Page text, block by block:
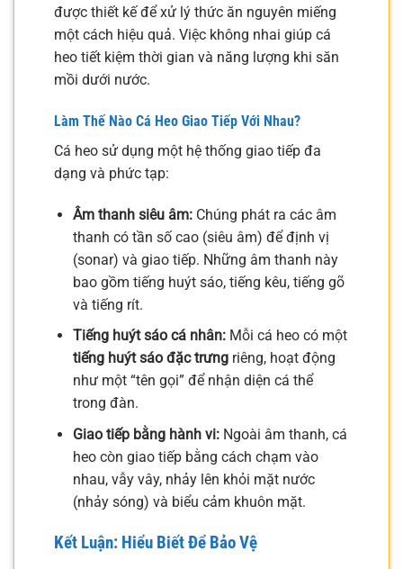
được thiết kế để xử lý thức ăn nguyên miếng
một cách hiệu quả. Việc không nhai giúp cá
heo tiết kiệm thời gian và năng lượng khi săn
mồi dưới nước.
Làm Thế Nào Cá Heo Giao Tiếp Với Nhau?
Cá heo sử dụng một hệ thống giao tiếp đa
dạng và phức tạp:
Âm thanh siêu âm:Chúng phát ra các âm
thanh có tần số cao (siêu âm) để định vị
(sonar) và giao tiếp. Những âm thanh này
bao gồm tiếng huýt sáo, tiếng kêu, tiếng gõ
và tiếng rít.
Tiếng huýt sáo cá nhân:Mỗi cá heo có một
tiếng huýt sáo đặc trưngriêng, hoạt động
như một “tên gọi” để nhận diện cá thể
trong đàn.
Giao tiếp bằng hành vi:Ngoài âm thanh, cá
heo còn giao tiếp bằng cách chạm vào
nhau, vẫy vây, nhảy lên khỏi mặt nước
(nhảy sóng) và biểu cảm khuôn mặt.
Kết Luận: Hiểu Biết Để Bảo Vệ